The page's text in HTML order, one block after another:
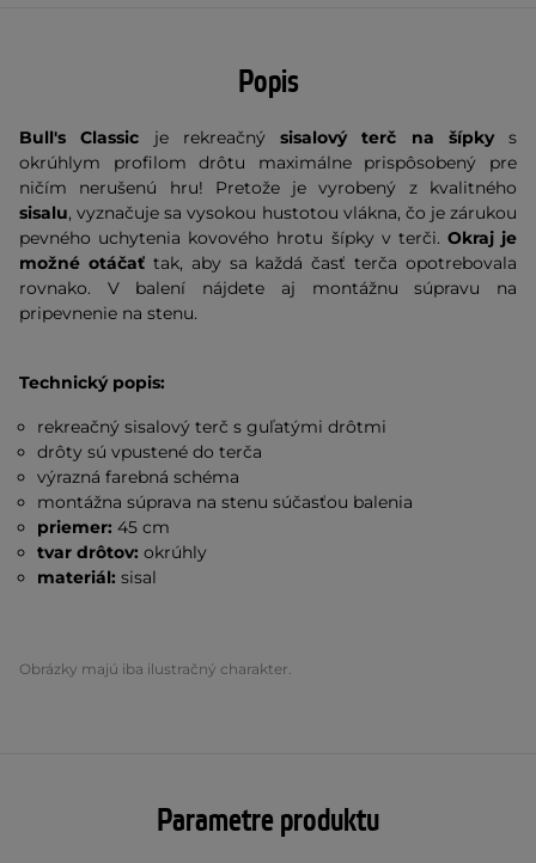
Popis
Bull's Classic je rekreačný sisalový terč na šípkys
okrúhlym profilom drôtu maximálne prispôsobený pre
ničím nerušenú hru! Pretože je vyrobený z kvalitného
sisalu, vyznačuje sa vysokou hustotou vlákna, čo je zárukou
pevného uchytenia kovového hrotu šípky v terči. Okraj je
možné otáčaťtak, aby sa každá časť terča opotrebovala
rovnako. V balení nájdete aj montážnu súpravu na
pripevnenie na stenu.
Technický popis:
rekreačný sisalový terč s guľatými drôtmi
drôty sú vpustené do terča
výrazná farebná schéma
montážna súprava na stenu súčasťou balenia
priemer: 45 cm
tvar drôtov: okrúhly
materiál: sisal
Obrázky majú iba ilustračný charakter.
Parametre produktu